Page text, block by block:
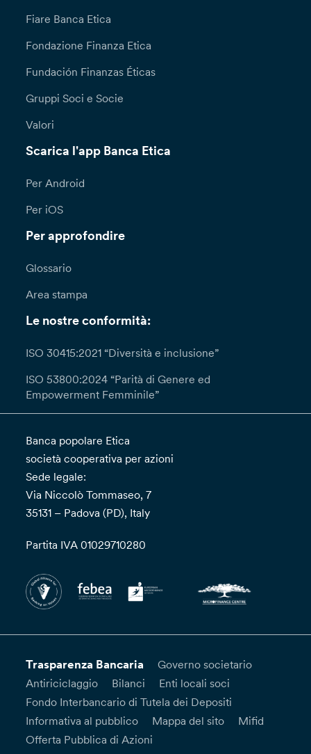
Fiare Banca Etica
Fondazione Finanza Etica
Fundación Finanzas Éticas
Gruppi Soci e Socie
Valori
Scarica l'app Banca Etica
Per Android
Per iOS
Per approfondire
Glossario
Area stampa
Le nostre conformità:
ISO 30415:2021 “Diversità e inclusione”
ISO 53800:2024 “Parità di Genere ed
Empowerment Femminile”
Banca popolare Etica
società cooperativa per azioni
Sede legale:
Via Niccolò Tommaseo, 7
35131 – Padova (PD), Italy
Partita IVA 01029710280
Trasparenza Bancaria
Governo societario
Antiriciclaggio
Bilanci
Enti locali soci
Fondo Interbancario di Tutela dei Depositi
Informativa al pubblico
Mappa del sito
Mifid
Offerta Pubblica di Azioni